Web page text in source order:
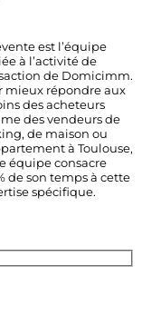
est l’équipe
à l’activité de
de Domicimm.
mieux répondre aux
des acheteurs
des vendeurs de
de maison ou
à Toulouse,
équipe consacre
de son temps à cette
spécifique.